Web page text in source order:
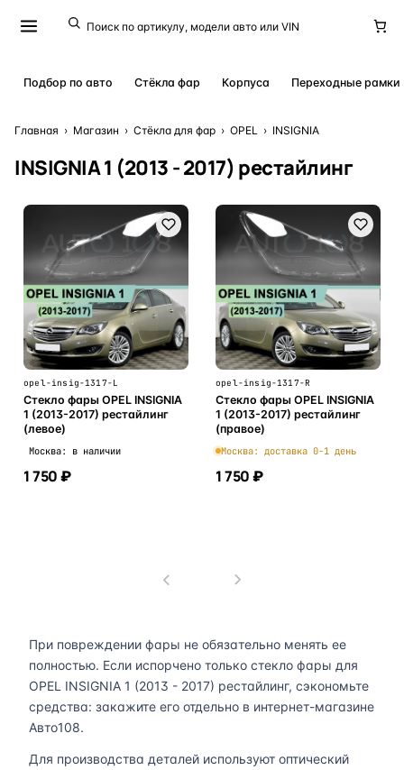
Подбор по авто Стёкла фар Корпуса Переходные рамки
Главная › Магазин › Стёкла для фар › OPEL › INSIGNIA
INSIGNIA 1 (2013 - 2017) рестайлинг
opel-insig-1317-L
Стекло фары OPEL INSIGNIA
1 (2013-2017) рестайлинг
(левое)
Москва: в наличии
1 750 ₽
opel-insig-1317-R
Стекло фары OPEL INSIGNIA
1 (2013-2017) рестайлинг
(правое)
Москва: доставка 0-1 день
1 750 ₽
При повреждении фары не обязательно менять ее
полностью. Если испорчено только стекло фары для
OPEL INSIGNIA 1 (2013 - 2017) рестайлинг, сэкономьте
средства: закажите его отдельно в интернет-магазине
Авто108.
Для производства деталей используют оптический